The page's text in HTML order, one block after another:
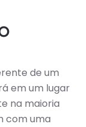
de um
em um lugar
na maioria
com uma